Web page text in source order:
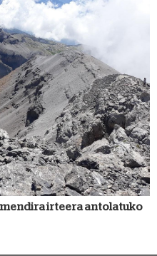
mendira irteera antolatuko